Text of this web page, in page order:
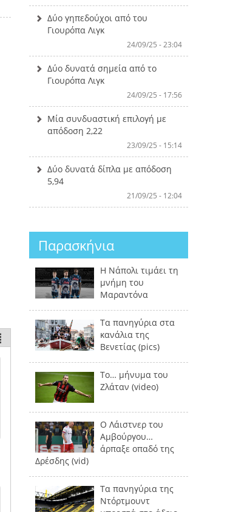
Δύο γηπεδούχοι από του
Γιουρόπα Λιγκ
24/09/25 - 23:04
Δύο δυνατά σημεία από το
Γιουρόπα Λιγκ
24/09/25 - 17:56
Μία συνδυαστική επιλογή με
απόδοση 2,22
23/09/25 - 15:14
Δύο δυνατά δίπλα με απόδοση
5,94
21/09/25 - 12:04
Παρασκήνια
Η Νάπολι τιμάει τη
μνήμη του
Μαραντόνα
Τα πανηγύρια στα
κανάλια της
Βενετίας (pics)
Το… μήνυμα του
Ζλάταν (video)
Ο Λάιστνερ του
Αμβούργου…
άρπαξε οπαδό της
Δρέσδης (vid)
Τα πανηγύρια της
Ντόρτμουντ